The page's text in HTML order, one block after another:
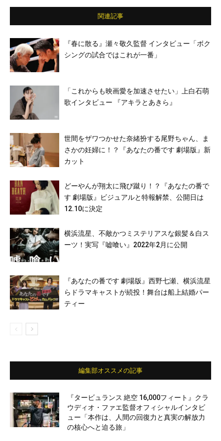
関連記事
『春に散る』瀬々敬久監督 インタビュー「ボク
シングの試合ではこれが一番」
「これからも映画愛を加速させたい」上白石萌
歌インタビュー 『アキラとあきら』
世間をザワつかせた奈緒扮する尾野ちゃん、ま
さかの妊婦に！？『あなたの番です 劇場版』新
カット
どーやんが翔太に飛び蹴り！？『あなたの番で
す 劇場版』ビジュアルと特報解禁、公開日は
12.10に決定
横浜流星、不敵かつミステリアスな銀髪＆白ス
ーツ！実写『嘘喰い』2022年2月に公開
『あなたの番です 劇場版』西野七瀬、横浜流星
らドラマキャストが続投！舞台は船上結婚パー
ティー
編集部オススメの記事
『タービュランス 絶空 16,000フィート』クラ
ウディオ・ファエ監督オフィシャルインタビ
ュー「本作は、人間の回復力と真実の解放力
の核心へと迫る旅」